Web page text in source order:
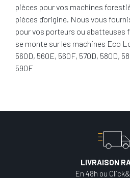
pièces pour vos machines
pièces d'origine. Nous vous
pour vos porteurs ou abatteuses
se monte sur les machines Eco
560D, 560E, 560F, 570D, 580D,
590F
LIVRAISON
En 48h ou